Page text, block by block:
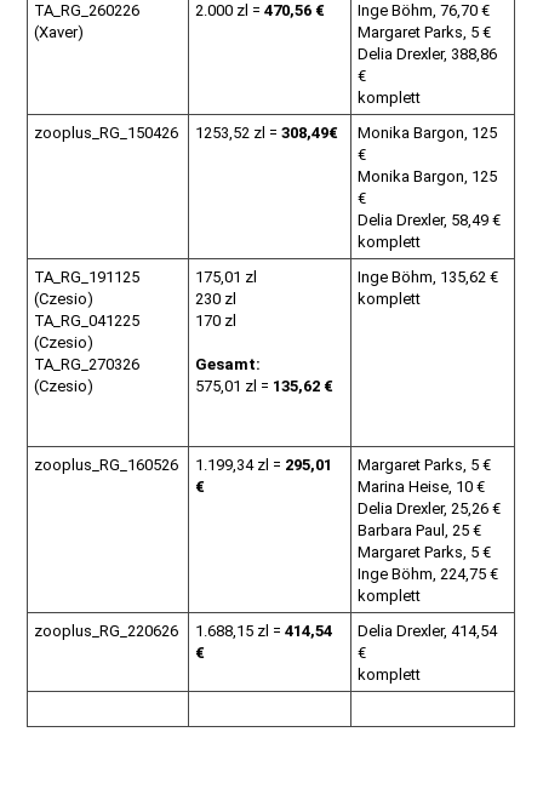
TA_RG_260226
(Xaver)
2.000 zl =470,56 €
Inge Böhm, 76,70 €
Margaret Parks, 5 €
Delia Drexler, 388,86
€
komplett
zooplus_RG_150426
1253,52 zl =308,49€
Monika Bargon, 125
€
Monika Bargon, 125
€
Delia Drexler, 58,49 €
komplett
TA_RG_191125
(Czesio)
TA_RG_041225
(Czesio)
TA_RG_270326
(Czesio)
175,01 zl
230 zl
170 zl
Gesamt:
575,01 zl = 135,62 €
Inge Böhm, 135,62 €
komplett
zooplus_RG_160526 1.199,34 zl = 295,01
€
Margaret Parks, 5 €
Marina Heise, 10 €
Delia Drexler, 25,26 €
Barbara Paul, 25 €
Margaret Parks, 5 €
Inge Böhm, 224,75 €
komplett
zooplus_RG_220626
1.688,15 zl =414,54
€
Delia Drexler, 414,54
€
komplett